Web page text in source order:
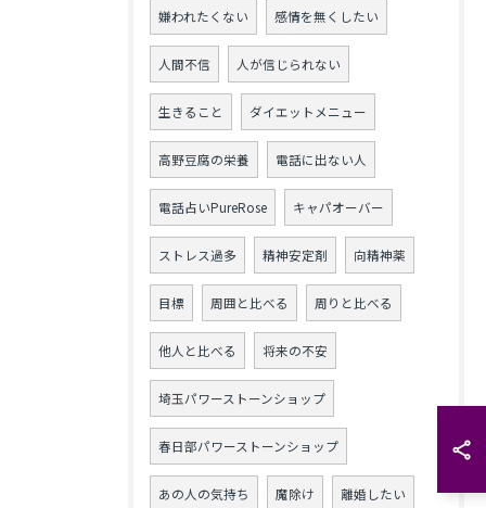
嫌われたくない 感情を無くしたい
人間不信 人が信じられない
生きること ダイエットメニュー
高野豆腐の栄養 電話に出ない人
電話占いPureRose キャパオーバー
ストレス過多 精神安定剤 向精神薬
目標 周囲と比べる 周りと比べる
他人と比べる 将来の不安
埼玉パワーストーンショップ
春日部パワーストーンショップ
あの人の気持ち 魔除け 離婚したい